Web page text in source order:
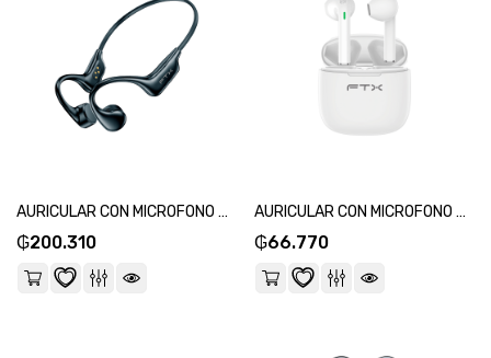
AURICULAR CON MICROFONO FTX E09S-BK BT/MIC/TOUCH/32GB/IPX8 NEGRO-SKU:124737
₲200.310
AURICULAR CON MICROFONO FTX E26P-WH BT/MIC/TWS/TOUCH/IPX6 BLANCO-SKU:124546
₲66.770